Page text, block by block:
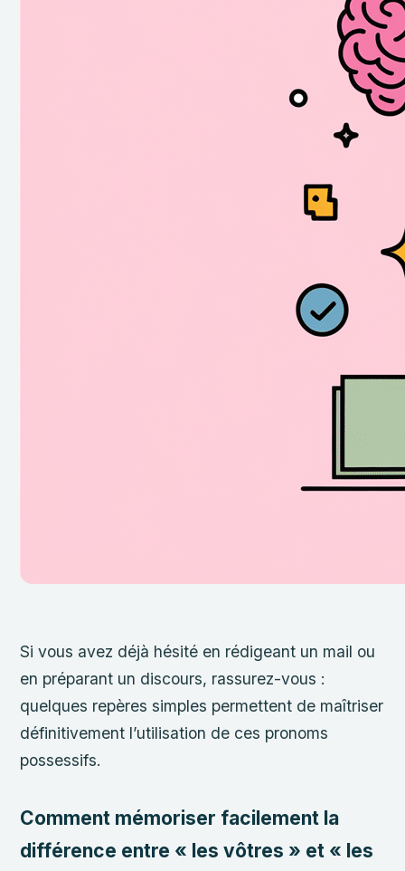
Si vous avez déjà hésité en rédigeant un mail ou
en préparant un discours, rassurez-vous :
quelques repères simples permettent de maîtriser
définitivement l’utilisation de ces pronoms
possessifs.
Comment mémoriser facilement la
différence entre « les vôtres » et « les